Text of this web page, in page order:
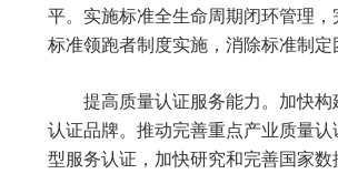
平。实施标准全生命周期闭环管理
标准领跑者制度实施，消除标准制
提高质量认证服务能力。加快
认证品牌。推动完善重点产业质量
型服务认证，加快研究和完善国家